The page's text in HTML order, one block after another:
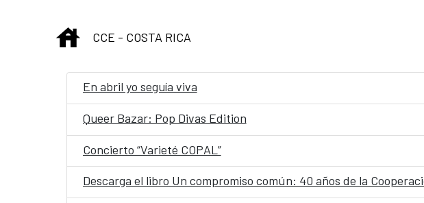
INICIO
CCE - COSTA RICA
En abril yo seguía viva
Queer Bazar: Pop Divas Edition
Concierto “Varieté COPAL”
Descarga el libro Un compromiso común: 40 años de la